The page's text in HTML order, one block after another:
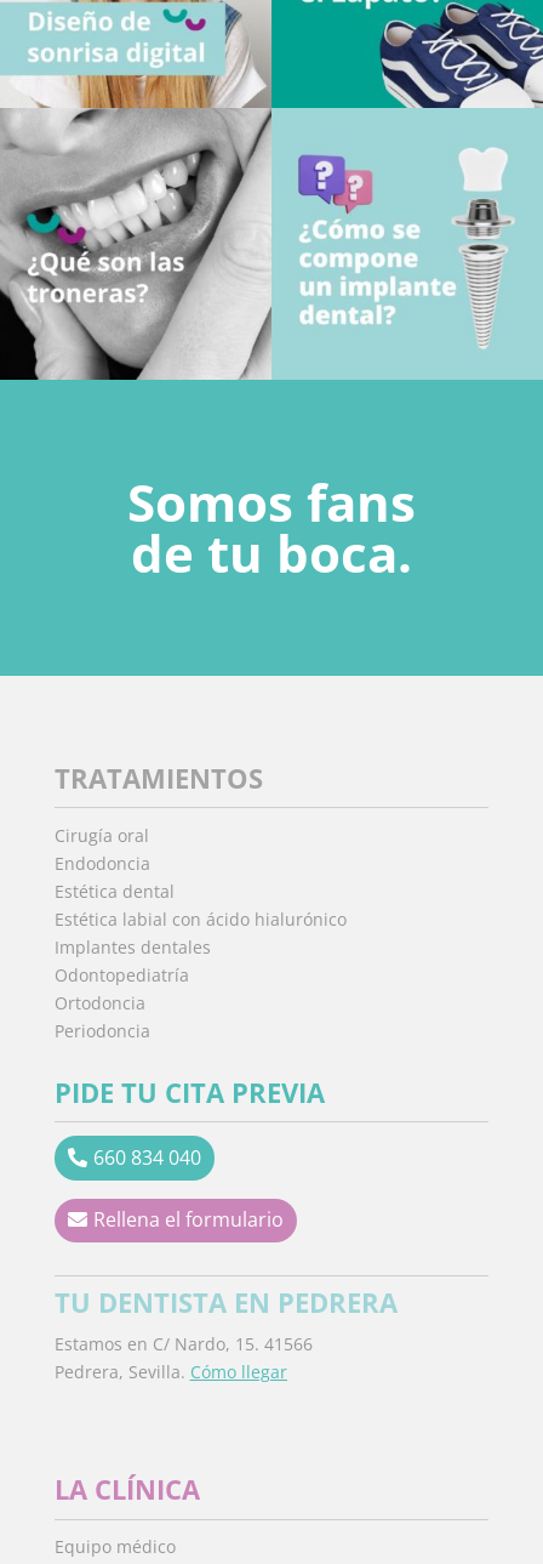
Somos fans
de tu boca.
TRATAMIENTOS
Cirugía oral
Endodoncia
Estética dental
Estética labial con ácido hialurónico
Implantes dentales
Odontopediatría
Ortodoncia
Periodoncia
PIDE TU CITA PREVIA
660 834 040
Rellena el formulario
TU DENTISTA EN PEDRERA
Estamos en C/ Nardo, 15. 41566
Pedrera, Sevilla. Cómo llegar
LA CLÍNICA
Equipo médico